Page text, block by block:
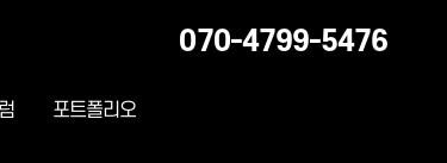
070-4799-5476
포트폴리오